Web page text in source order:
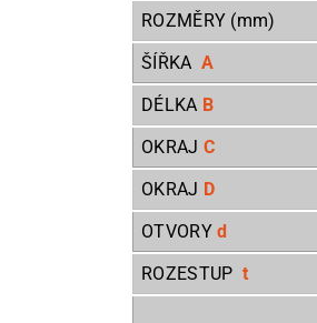
ROZMĚRY (mm)
ŠÍŘKAA
DÉLKA B
OKRAJ C
OKRAJ D
OTVORYd
ROZESTUP t